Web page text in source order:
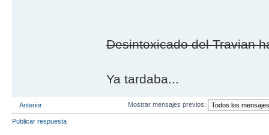
Desintoxicado del Travian
Ya tardaba...
Anterior Mostrar mensajes previos:
Publicar respuesta